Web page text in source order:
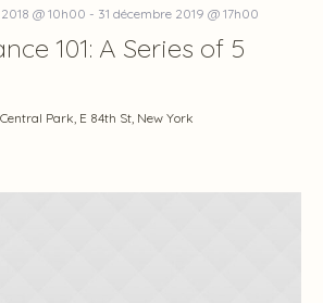
de
vues
@ 10h00 - 31 décembre 2019 @ 17h00
101: A Series of 5
Central Park, E 84th St, New York